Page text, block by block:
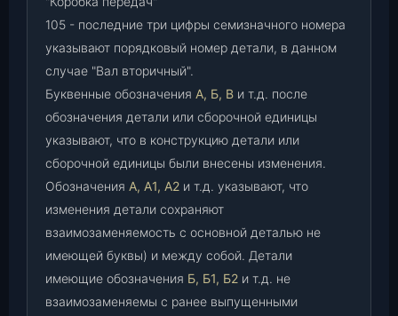
105 - последние три цифры семизначного номера
указывают порядковый номер детали, в данном
случае "Вал вторичный".
Буквенные обозначения А, Б, В и т.д. после
обозначения детали или сборочной единицы
указывают, что в конструкцию детали или
сборочной единицы были внесены изменения.
Обозначения А, А1, А2 и т.д. указывают, что
изменения детали сохраняют
взаимозаменяемость с основной деталью не
имеющей буквы) и между собой. Детали
имеющие обозначения Б, Б1, Б2 и т.д. не
взаимозаменяемы с ранее выпущенными